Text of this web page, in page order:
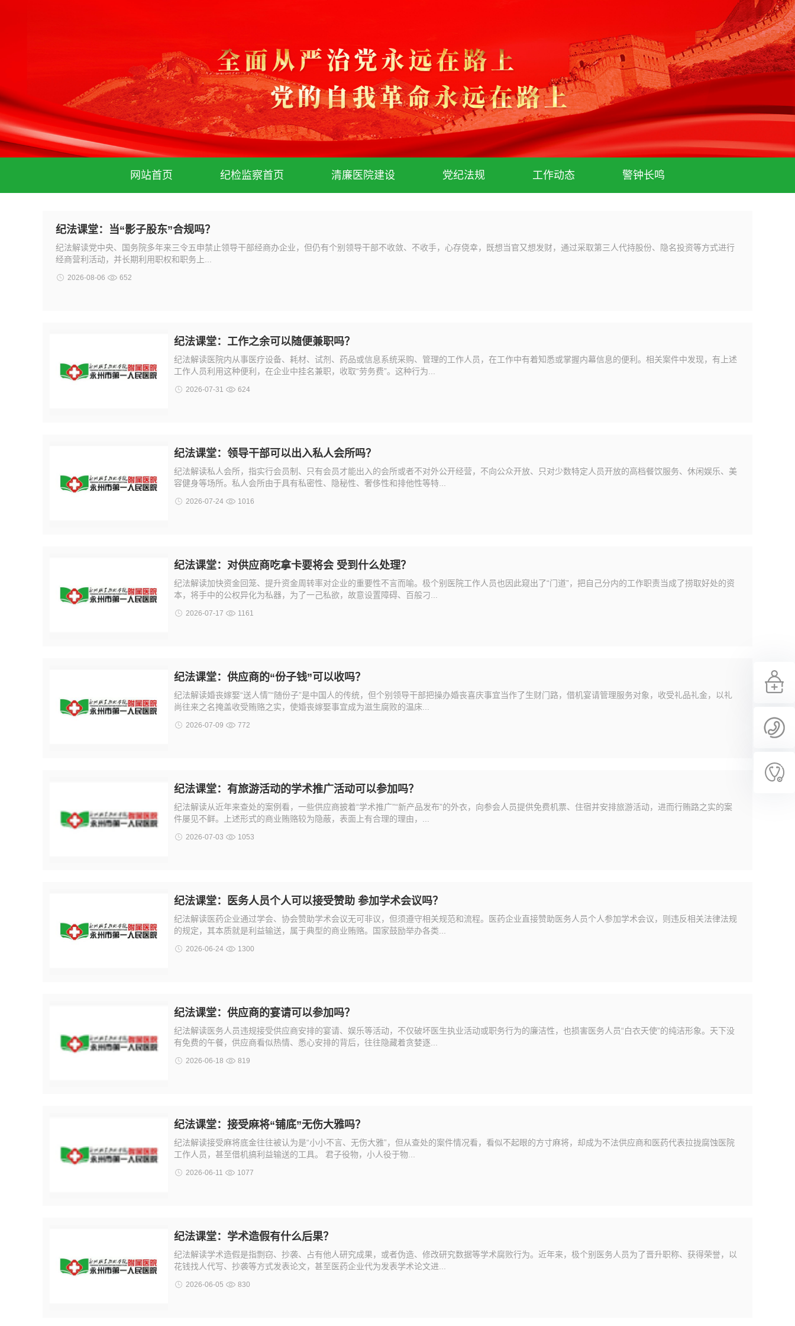
网站首页 纪检监察首页 清廉医院建设 党纪法规 工作动态 警钟长鸣
纪法课堂：当“影子股东”合规吗？
纪法解读党中央、国务院多年来三令五申禁止领导干部经商办企业，但仍有个别领导干部不收敛、不收手，心存侥幸，既想当官又想发财，通过采取第三人代持股份、隐名投资等方式进行
经商营利活动，并长期利用职权和职务上...
2026-08-06 652
纪法课堂：工作之余可以随便兼职吗？
纪法解读医院内从事医疗设备、耗材、试剂、药品或信息系统采购、管理的工作人员，在工作中有着知悉或掌握内幕信息的便利。相关案件中发现，有上述
工作人员利用这种便利，在企业中挂名兼职，收取“劳务费”。这种行为...
2026-07-31 624
纪法课堂：领导干部可以出入私人会所吗？
纪法解读私人会所，指实行会员制、只有会员才能出入的会所或者不对外公开经营，不向公众开放、只对少数特定人员开放的高档餐饮服务、休闲娱乐、美
容健身等场所。私人会所由于具有私密性、隐秘性、奢侈性和排他性等特...
2026-07-24 1016
纪法课堂：对供应商吃拿卡要将会 受到什么处理？
纪法解读加快资金回笼、提升资金周转率对企业的重要性不言而喻。极个别医院工作人员也因此窥出了“门道”，把自己分内的工作职责当成了捞取好处的资
本，将手中的公权异化为私器，为了一己私欲，故意设置障碍、百般刁...
2026-07-17 1161
纪法课堂：供应商的“份子钱”可以收吗？
纪法解读婚丧嫁娶“送人情”“随份子”是中国人的传统，但个别领导干部把操办婚丧喜庆事宜当作了生财门路，借机宴请管理服务对象，收受礼品礼金，以礼
尚往来之名掩盖收受贿赂之实，使婚丧嫁娶事宜成为滋生腐败的温床...
2026-07-09 772
纪法课堂：有旅游活动的学术推广活动可以参加吗？
纪法解读从近年来查处的案例看，一些供应商披着“学术推广”“新产品发布”的外衣，向参会人员提供免费机票、住宿并安排旅游活动，进而行贿路之实的案
件屡见不鲜。上述形式的商业贿赂较为隐蔽，表面上有合理的理由，...
2026-07-03 1053
纪法课堂：医务人员个人可以接受赞助 参加学术会议吗？
纪法解读医药企业通过学会、协会赞助学术会议无可非议，但须遵守相关规范和流程。医药企业直接赞助医务人员个人参加学术会议，则违反相关法律法规
的规定，其本质就是利益输送，属于典型的商业贿赂。国家鼓励举办各类...
2026-06-24 1300
纪法课堂：供应商的宴请可以参加吗？
纪法解读医务人员违规接受供应商安排的宴请、娱乐等活动，不仅破坏医生执业活动或职务行为的廉洁性，也损害医务人员“白衣天使”的纯洁形象。天下没
有免费的午餐，供应商看似热情、悉心安排的背后，往往隐藏着贪婪逐...
2026-06-18 819
纪法课堂：接受麻将“铺底”无伤大雅吗？
纪法解读接受麻将底金往往被认为是“小小不言、无伤大雅”，但从查处的案件情况看，看似不起眼的方寸麻将，却成为不法供应商和医药代表拉拢腐蚀医院
工作人员，甚至借机搞利益输送的工具。 君子役物，小人役于物...
2026-06-11 1077
纪法课堂：学术造假有什么后果？
纪法解读学术造假是指剽窃、抄袭、占有他人研究成果，或者伪造、修改研究数据等学术腐败行为。近年来，极个别医务人员为了晋升职称、获得荣誉，以
花钱找人代写、抄袭等方式发表论文，甚至医药企业代为发表学术论文进...
2026-06-05 830